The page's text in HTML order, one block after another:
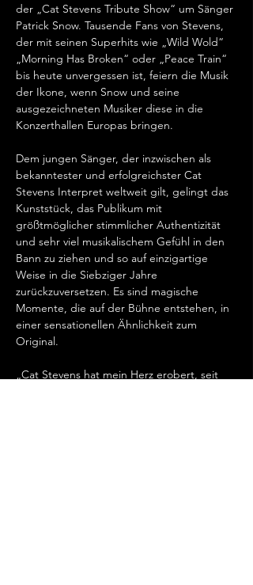
der „Cat Stevens Tribute Show“ um Sänger
Patrick Snow. Tausende Fans von Stevens,
der mit seinen Superhits wie „Wild Wold“
„Morning Has Broken“ oder „Peace Train“
bis heute unvergessen ist, feiern die Musik
der Ikone, wenn Snow und seine
ausgezeichneten Musiker diese in die
Konzerthallen Europas bringen.
Dem jungen Sänger, der inzwischen als
bekanntester und erfolgreichster Cat
Stevens Interpret weltweit gilt, gelingt das
Kunststück, das Publikum mit
größtmöglicher stimmlicher Authentizität
und sehr viel musikalischem Gefühl in den
Bann zu ziehen und so auf einzigartige
Weise in die Siebziger Jahre
zurückzuversetzen. Es sind magische
Momente, die auf der Bühne entstehen, in
einer sensationellen Ähnlichkeit zum
Original.
„Cat Stevens hat mein Herz erobert, seit